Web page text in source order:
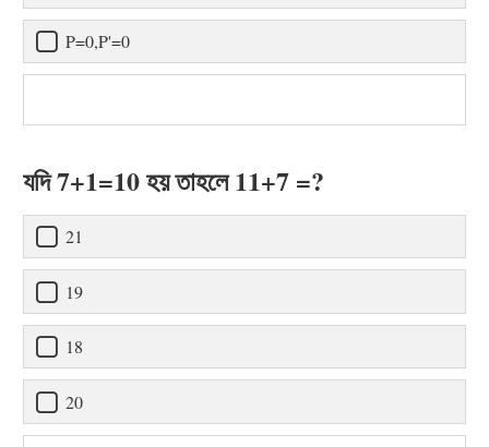
P=0,P'=0
যদি 7+1=10 হয় তাহলে 11+7 =?
21
19
18
20